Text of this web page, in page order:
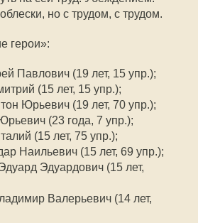
но с трудом, с трудом.
герои»:
Павлович (19 лет, 15 упр.);
(15 лет, 15 упр.);
Юрьевич (19 лет, 70 упр.);
(23 года, 7 упр.);
(15 лет, 75 упр.);
Наильевич (15 лет, 69 упр.);
Эдуардович (15 лет,
Валерьевич (14 лет,